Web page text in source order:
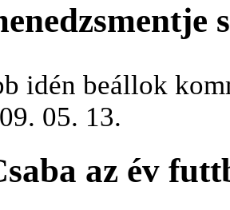
idén beállok
05. 13.
az év